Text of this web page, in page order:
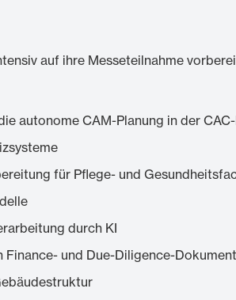
auf ihre Messeteilnahme
autonome CAM-Planung in der
für Pflege- und
durch KI
und Due-Diligence-